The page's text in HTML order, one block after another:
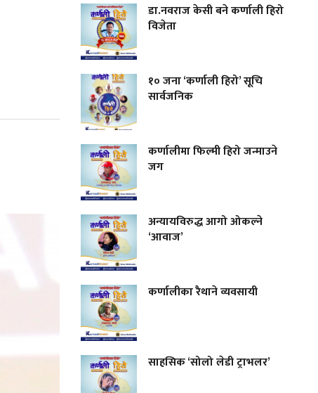
डा.नवराज केसी बने कर्णाली हिरो
विजेता
१० जना ‘कर्णाली हिरो’ सूचि
सार्वजनिक
कर्णालीमा फिल्मी हिरो जन्माउने
जग
अन्यायविरुद्ध आगो ओकल्ने
‘आवाज’
कर्णालीका रैथाने व्यवसायी
साहसिक ‘सोलो लेडी ट्राभलर’